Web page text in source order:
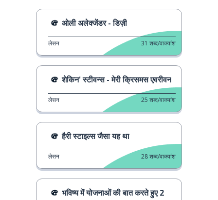
ओली अलेक्जेंडर - डिज़ी
लेसन 31 शब्द/वाक्यांश
शेकिन' स्टीवन्स - मेरी क्रिसमस एवरीवन
लेसन 25 शब्द/वाक्यांश
हैरी स्टाइल्स जैसा यह था
लेसन 28शब्द/वाक्यांश
भविष्य में योजनाओं की बात करते हुए 2